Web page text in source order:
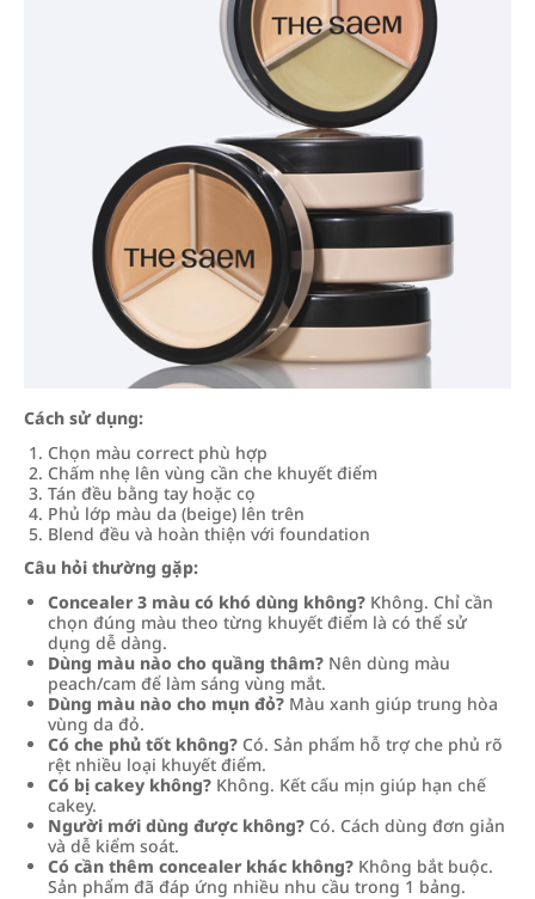
Cách sử dụng:
Chọn màu correct phù hợp
Chấm nhẹ lên vùng cần che khuyết điểm
Tán đều bằng tay hoặc cọ
Phủ lớp màu da (beige) lên trên
Blend đều và hoàn thiện với foundation
Câu hỏi thường gặp:
Concealer 3 màu có khó dùng không? Không. Chỉ cần
chọn đúng màu theo từng khuyết điểm là có thể sử
dụng dễ dàng.
Dùng màu nào cho quầng thâm? Nên dùng màu
peach/cam để làm sáng vùng mắt.
Dùng màu nào cho mụn đỏ? Màu xanh giúp trung hòa
vùng da đỏ.
Có che phủ tốt không? Có. Sản phẩm hỗ trợ che phủ rõ
rệt nhiều loại khuyết điểm.
Có bị cakey không? Không. Kết cấu mịn giúp hạn chế
cakey.
Người mới dùng được không? Có. Cách dùng đơn giản
và dễ kiểm soát.
Có cần thêm concealer khác không? Không bắt buộc.
Sản phẩm đã đáp ứng nhiều nhu cầu trong 1 bảng.